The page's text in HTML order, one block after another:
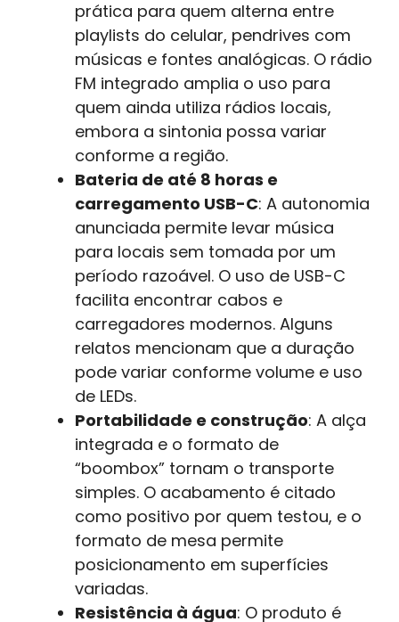
prática para quem alterna entre
playlists do celular, pendrives com
músicas e fontes analógicas. O rádio
FM integrado amplia o uso para
quem ainda utiliza rádios locais,
embora a sintonia possa variar
conforme a região.
Bateria de até 8 horas e
carregamento USB-C: A autonomia
anunciada permite levar música
para locais sem tomada por um
período razoável. O uso de USB-C
facilita encontrar cabos e
carregadores modernos. Alguns
relatos mencionam que a duração
pode variar conforme volume e uso
de LEDs.
Portabilidade e construção: A alça
integrada e o formato de
“boombox” tornam o transporte
simples. O acabamento é citado
como positivo por quem testou, e o
formato de mesa permite
posicionamento em superfícies
variadas.
Resistência à água: O produto é